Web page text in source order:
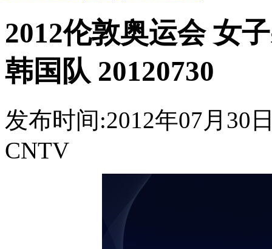
2012伦敦奥运会 女
韩国队 20120730
发布时间:2012年07月30
CNTV